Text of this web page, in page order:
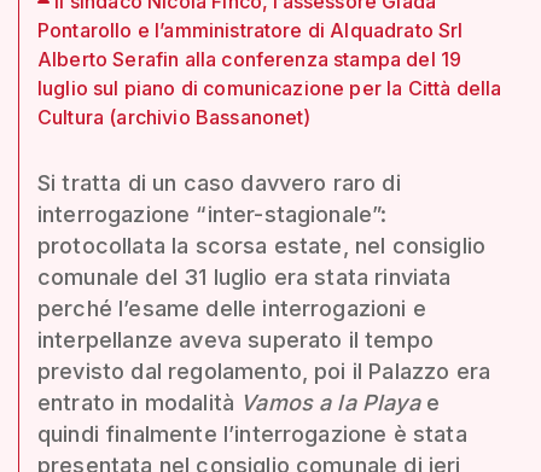
Pontarollo e l’amministratore di Alquadrato Srl
Alberto Serafin alla conferenza stampa del 19
luglio sul piano di comunicazione per la Città della
Cultura (archivio Bassanonet)
Si tratta di un caso davvero raro di
interrogazione “inter-stagionale”:
protocollata la scorsa estate, nel consiglio
comunale del 31 luglio era stata rinviata
perché l’esame delle interrogazioni e
interpellanze aveva superato il tempo
previsto dal regolamento, poi il Palazzo era
entrato in modalità Vamos a la Playae
quindi finalmente l’interrogazione è stata
presentata nel consiglio comunale di ieri,